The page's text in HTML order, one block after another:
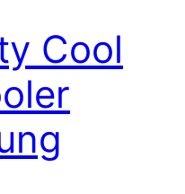
Cool